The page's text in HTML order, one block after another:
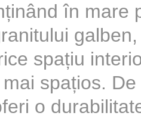
în mare
spațiu
spațios.
o